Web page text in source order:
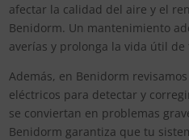
afectar la calidad del aire y el
Benidorm. Un mantenimiento
averías y prolonga la vida útil de
Además, en Benidorm
eléctricos para detectar y
se conviertan en problemas
Benidorm garantiza que tu